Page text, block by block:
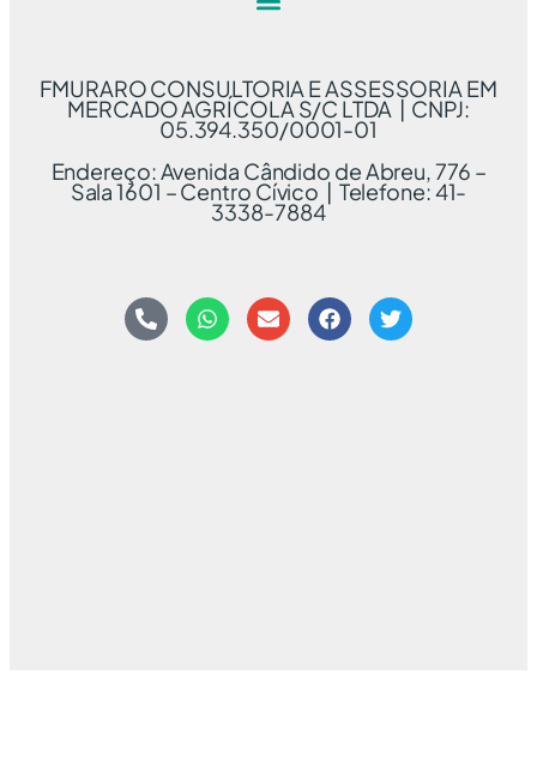
FMURARO CONSULTORIA E ASSESSORIA EM
MERCADO AGRÍCOLA S/C LTDA | CNPJ:
05.394.350/0001-01
Endereço: Avenida Cândido de Abreu, 776 –
Sala 1601 – Centro Cívico | Telefone: 41-
3338-7884